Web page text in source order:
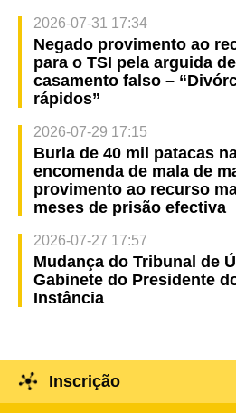
2026-07-31 17:34
Negado provimento ao
para o TSI pela arguida
casamento falso –
rápidos”
2026-07-29 17:15
Burla de 40 mil patacas
encomenda de mala de
provimento ao recurso
meses de prisão efectiva
2026-07-27 17:57
Mudança do Tribunal de
Gabinete do Presidente
Instância
Inscrição